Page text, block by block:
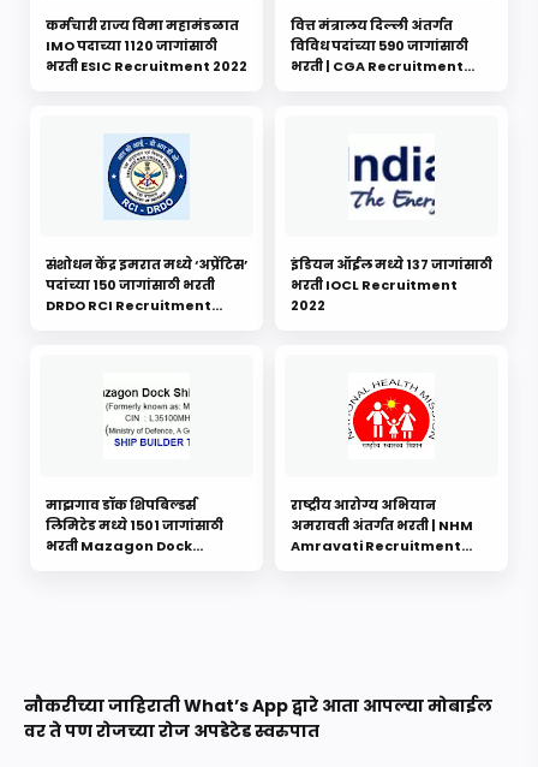
कर्मचारी राज्य विमा महामंडळात
IMO पदाच्या 1120 जागांसाठी
भरती ESIC Recruitment 2022
वित्त मंत्रालय दिल्ली अंतर्गत
विविध पदांच्या 590 जागांसाठी
भरती | CGA Recruitment
संशोधन केंद्र इमरात मध्ये ‘अप्रेंटिस’
पदांच्या 150 जागांसाठी भरती
DRDO RCI Recruitment
इंडियन ऑईल मध्ये 137 जागांसाठी
भरती IOCL Recruitment
2022
माझगाव डॉक शिपबिल्डर्स
लिमिटेड मध्ये 1501 जागांसाठी
भरती Mazagon Dock
राष्ट्रीय आरोग्य अभियान
अमरावती अंतर्गत भरती | NHM
Amravati Recruitment
नौकरीच्या जाहिराती What’s App द्वारे आता आपल्या मोबाईल
वर ते पण रोजच्या रोज अपडेटेड स्वरुपात